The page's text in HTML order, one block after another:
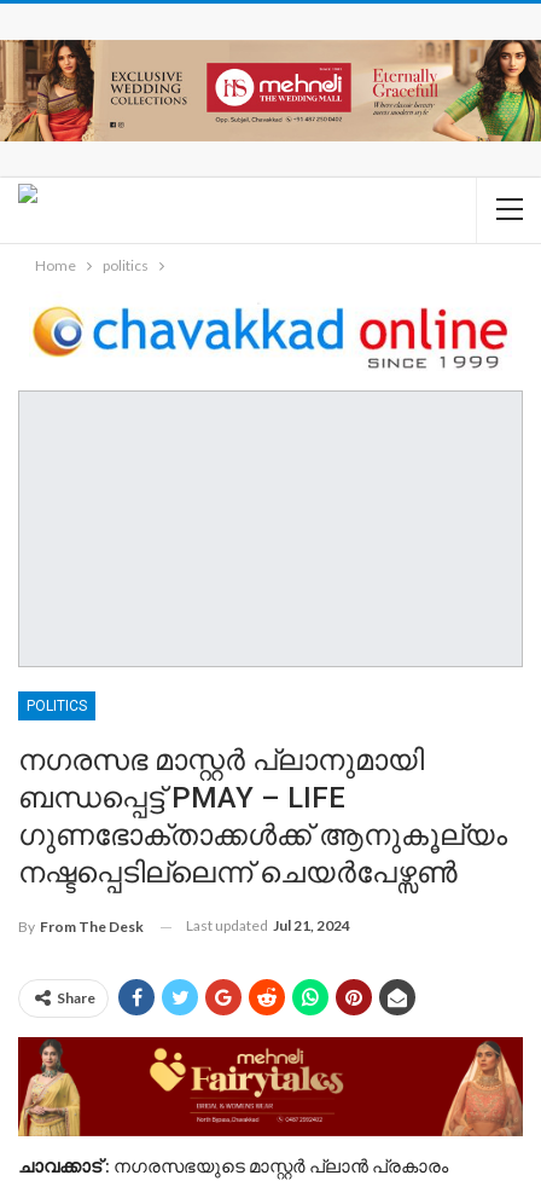
Home politics
POLITICS
നഗരസഭ മാസ്റ്റർ പ്ലാനുമായി
ബന്ധപ്പെട്ട് PMAY – LIFE
ഗുണഭോക്താക്കൾക്ക് ആനുകൂല്യം
നഷ്ടപ്പെടില്ലെന്ന് ചെയർപേഴ്സൺ
By From The Desk Last updated Jul 21, 2024
Share
ചാവക്കാട്: നഗരസഭയുടെ മാസ്റ്റർ പ്ലാൻ പ്രകാരം